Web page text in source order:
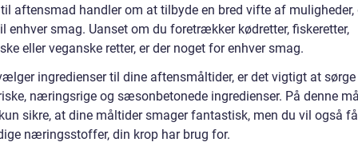
aftensmad handler om at tilbyde en bred vifte af muligheder,
enhver smag. Uanset om du foretrækker kødretter, fiskeretter,
eller veganske retter, er der noget for enhver smag.
ingredienser til dine aftensmåltider, er det vigtigt at
næringsrige og sæsonbetonede ingredienser. På denne
sikre, at dine måltider smager fantastisk, men du vil også
næringsstoffer, din krop har brug for.